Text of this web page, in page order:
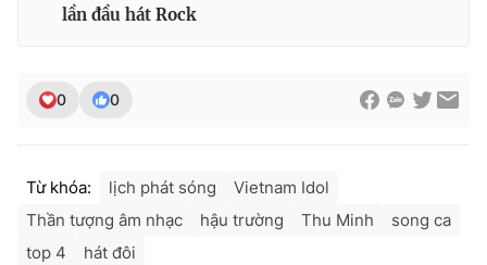
Nguyễn Trọng Ninh
Email:toasoan@vtv.vn
lần đầu hát Rock
0 0
Từ khóa: lịch phát sóng
Vietnam Idol
Thần tượng âm nhạc
hậu trường Thu Minh
song ca
top 4
hát đôi